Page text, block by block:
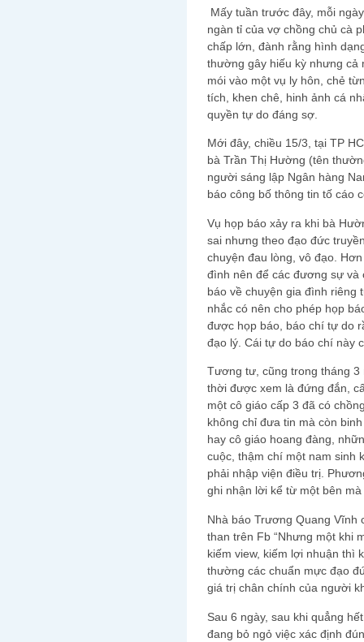
Mấy tuần trước đây, mỗi
ngàn tỉ của vợ chồng chủ cà
chấp lớn, đành rằng hình
thường gây hiếu kỳ nhưng cả
mói vào một vụ ly hôn, chẻ
tích, khen chê, hinh ảnh cá
quyền tự do đáng sợ.
Mới đây, chiều 15/3, tại TP
bà Trần Thị Hường (tên
người sáng lập Ngân hàng
báo công bố thông tin tố cáo
Vụ họp báo xảy ra khi bà
sai nhưng theo đạo đức
chuyện đau lòng, vô đạo.
đình nên để các đương sự và
báo về chuyện gia đình riêng
nhắc có nên cho phép họp
được họp báo, báo chí tự do
đạo lý. Cái tự do báo chí này
Tương tư, cũng trong tháng 3
thời được xem là đứng đắn,
một cô giáo cấp 3 đã có
không chỉ đưa tin mà còn
hay cô giáo hoang đàng,
cuộc, thậm chí một nam sinh
phải nhập viện điều trị.
ghi nhận lời kể từ một bên
Nhà báo Trương Quang Vĩnh
than trên Fb “Nhưng một khi
kiếm view, kiếm lợi nhuận thì
thường các chuẩn mực đạo
giá trị chân chính của người
Sau 6 ngày, sau khi quẳng
đang bỏ ngỏ việc xác định